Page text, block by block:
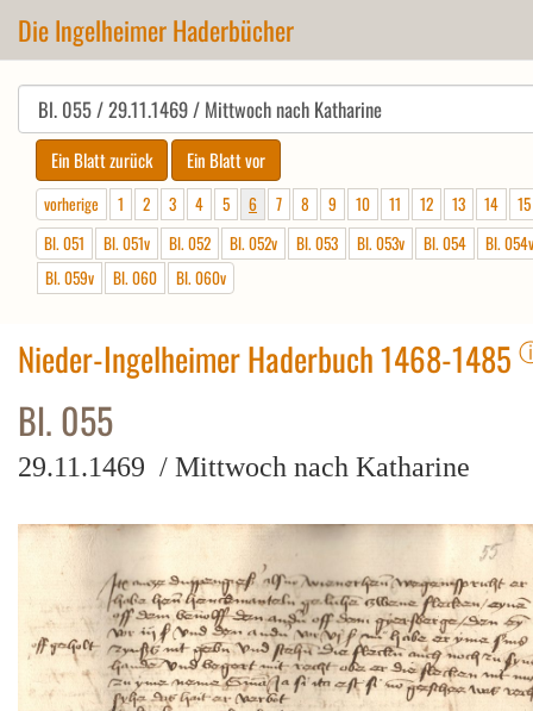
Die Ingelheimer Haderbücher
vorherige 1 2 3 4 5 6 7 8 9 10 11 12 13 14
15
Bl. 051
Bl. 051v Bl. 052 Bl. 052v Bl. 053 Bl. 053v Bl. 054
Bl. 054v
Bl. 059v
Bl. 060 Bl. 060v
Nieder-Ingelheimer Haderbuch 1468-1485
Bl. 055
29.11.1469 / Mittwoch nach Katharine